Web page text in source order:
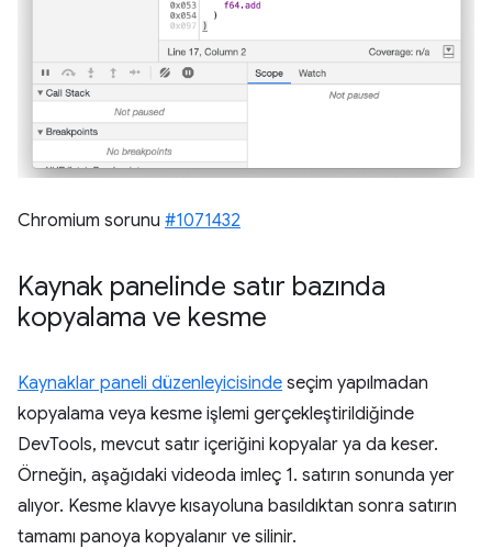
Chromium sorunu #1071432
Kaynak panelinde satır bazında
kopyalama ve kesme
Kaynaklar paneli düzenleyicisinde seçim yapılmadan
kopyalama veya kesme işlemi gerçekleştirildiğinde
DevTools, mevcut satır içeriğini kopyalar ya da keser.
Örneğin, aşağıdaki videoda imleç 1. satırın sonunda yer
alıyor. Kesme klavye kısayoluna basıldıktan sonra satırın
tamamı panoya kopyalanır ve silinir.